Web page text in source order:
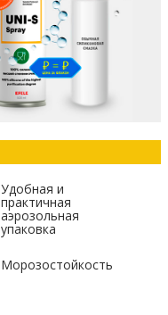
Удобная и
практичная
аэрозольная
упаковка
Морозостойкость